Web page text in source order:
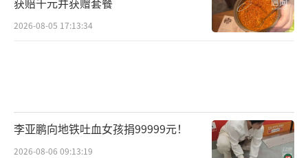
2026-08-05 17:13:34
李亚鹏向地铁吐血女孩捐99999元！
2026-08-06 09:13:19